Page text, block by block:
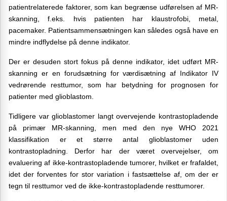
patientrelaterede faktorer, som kan begrænse udførelsen af MR-
skanning, f.eks. hvis patienten har klaustrofobi, metal,
pacemaker. Patientsammensætningen kan således også have en
mindre indflydelse på denne indikator.
Der er desuden stort fokus på denne indikator, idet udført MR-
skanning er en forudsætning for værdisætning af Indikator IV
vedrørende resttumor, som har betydning for prognosen for
patienter med glioblastom.
Tidligere var glioblastomer langt overvejende kontrastopladende
på primær MR-skanning, men med den nye WHO 2021
klassifikation er et større antal glioblastomer uden
kontrastopladning. Derfor har der været overvejelser, om
evaluering af ikke-kontrastopladende tumorer, hvilket er frafaldet,
idet der forventes for stor variation i fastsættelse af, om der er
tegn til resttumor ved de ikke-kontrastopladende resttumorer.